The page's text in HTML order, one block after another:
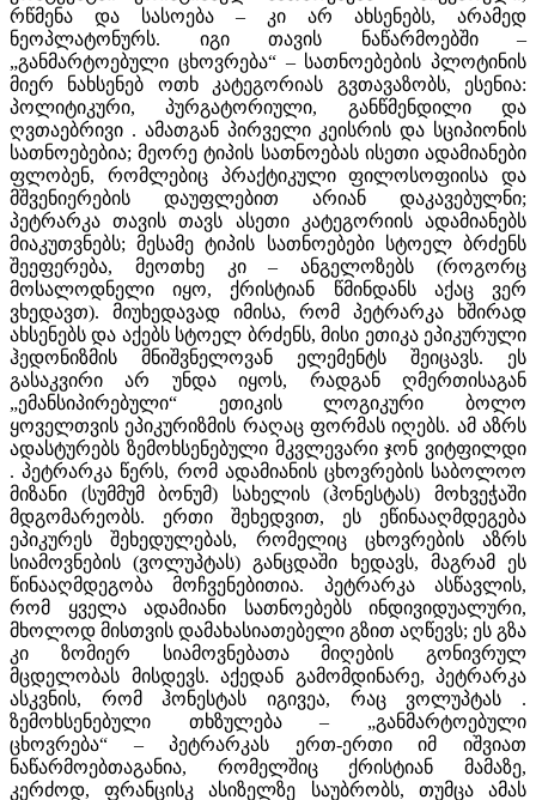
რწმენა და სასოება – კი არ ახსენებს, არამედ
ნეოპლატონურს. იგი თავის ნაწარმოებში –
„განმარტოებული ცხოვრება“ – სათნოებების პლოტინის
მიერ ნახსენებ ოთხ კატეგორიას გვთავაზობს, ესენია:
პოლიტიკური, პურგატორიული, განწმენდილი და
ღვთაებრივი . ამათგან პირველი კეისრის და სციპიონის
სათნოებებია; მეორე ტიპის სათნოებას ისეთი ადამიანები
ფლობენ, რომლებიც პრაქტიკული ფილოსოფიისა და
მშვენიერების დაუფლებით არიან დაკავებულნი;
პეტრარკა თავის თავს ასეთი კატეგორიის ადამიანებს
მიაკუთვნებს; მესამე ტიპის სათნოებები სტოელ ბრძენს
შეეფერება, მეოთხე კი – ანგელოზებს (როგორც
მოსალოდნელი იყო, ქრისტიან წმინდანს აქაც ვერ
ვხედავთ). მიუხედავად იმისა, რომ პეტრარკა ხშირად
ახსენებს და აქებს სტოელ ბრძენს, მისი ეთიკა ეპიკურული
ჰედონიზმის მნიშვნელოვან ელემენტს შეიცავს. ეს
გასაკვირი არ უნდა იყოს, რადგან ღმერთისაგან
„ემანსიპირებული“ ეთიკის ლოგიკური ბოლო
ყოველთვის ეპიკურიზმის რაღაც ფორმას იღებს. ამ აზრს
ადასტურებს ზემოხსენებული მკვლევარი ჯონ ვიტფილდი
. პეტრარკა წერს, რომ ადამიანის ცხოვრების საბოლოო
მიზანი (სუმმუმ ბონუმ) სახელის (ჰონესტას) მოხვეჭაში
მდგომარეობს. ერთი შეხედვით, ეს ეწინააღმდეგება
ეპიკურეს შეხედულებას, რომელიც ცხოვრების აზრს
სიამოვნების (ვოლუპტას) განცდაში ხედავს, მაგრამ ეს
წინააღმდეგობა მოჩვენებითია. პეტრარკა ასწავლის,
რომ ყველა ადამიანი სათნოებებს ინდივიდუალური,
მხოლოდ მისთვის დამახასიათებელი გზით აღწევს; ეს გზა
კი ზომიერ სიამოვნებათა მიღების გონივრულ
მცდელობას მისდევს. აქედან გამომდინარე, პეტრარკა
ასკვნის, რომ ჰონესტას იგივეა, რაც ვოლუპტას .
ზემოხსენებული თხზულება – „განმარტოებული
ცხოვრება“ – პეტრარკას ერთ-ერთი იმ იშვიათ
ნაწარმოებთაგანია, რომელშიც ქრისტიან მამაზე,
კერძოდ, ფრანცისკ ასიზელზე საუბრობს, თუმცა ამას